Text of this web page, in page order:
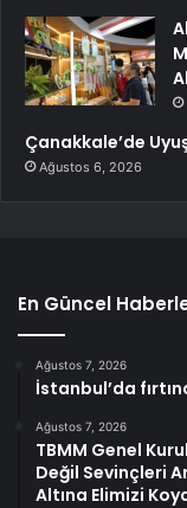
Çanakkale’de
Ağustos 6, 2026
En Güncel
Ağustos 7, 2026
İstanbul’da
Ağustos 7, 2026
TBMM Genel
Değil Sevinçleri
Altına Elimizi